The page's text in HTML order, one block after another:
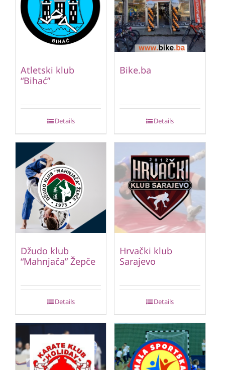
Atletski klub
“Bihać”
Details
Bike.ba
Details
Džudo klub
“Mahnjača” Žepče
Details
Hrvački klub
Sarajevo
Details